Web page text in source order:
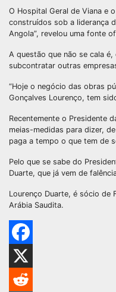
O Hospital Geral de Viana e
construídos sob a liderança
Angola”, revelou uma fonte
A questão que não se cala
subcontratar outras
“Hoje o negócio das obras
Gonçalves Lourenço, tem
Recentemente o Presidente
meias-medidas para dizer,
paga a tempo o que tem de
Pelo que se sabe do
Duarte, que já vem de
Lourenço Duarte, é sócio de
Arábia Saudita.